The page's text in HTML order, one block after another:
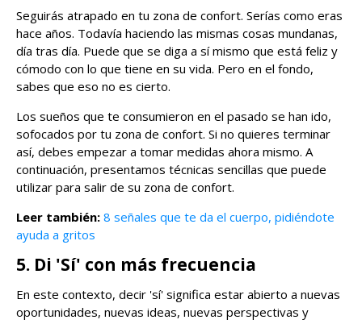
Seguirás atrapado en tu zona de confort. Serías como eras
hace años. Todavía haciendo las mismas cosas mundanas,
día tras día. Puede que se diga a sí mismo que está feliz y
cómodo con lo que tiene en su vida. Pero en el fondo,
sabes que eso no es cierto.
Los sueños que te consumieron en el pasado se han ido,
sofocados por tu zona de confort. Si no quieres terminar
así, debes empezar a tomar medidas ahora mismo. A
continuación, presentamos técnicas sencillas que puede
utilizar para salir de su zona de confort.
Leer también: 8 señales que te da el cuerpo, pidiéndote
ayuda a gritos
5. Di 'Sí' con más frecuencia
En este contexto, decir 'sí' significa estar abierto a nuevas
oportunidades, nuevas ideas, nuevas perspectivas y